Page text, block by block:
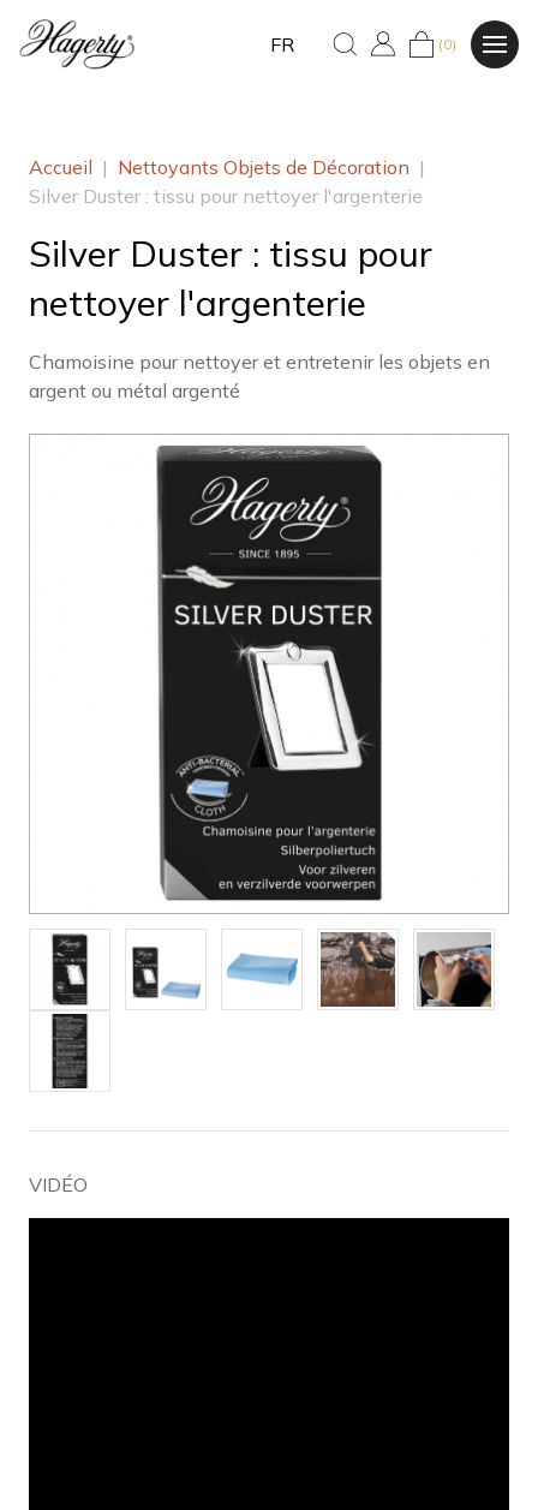
FR (0)
Accueil | Nettoyants Objets de Décoration |
Silver Duster : tissu pour nettoyer l'argenterie
Silver Duster : tissu pour
nettoyer l'argenterie
Chamoisine pour nettoyer et entretenir les objets en
argent ou métal argenté
VIDÉO